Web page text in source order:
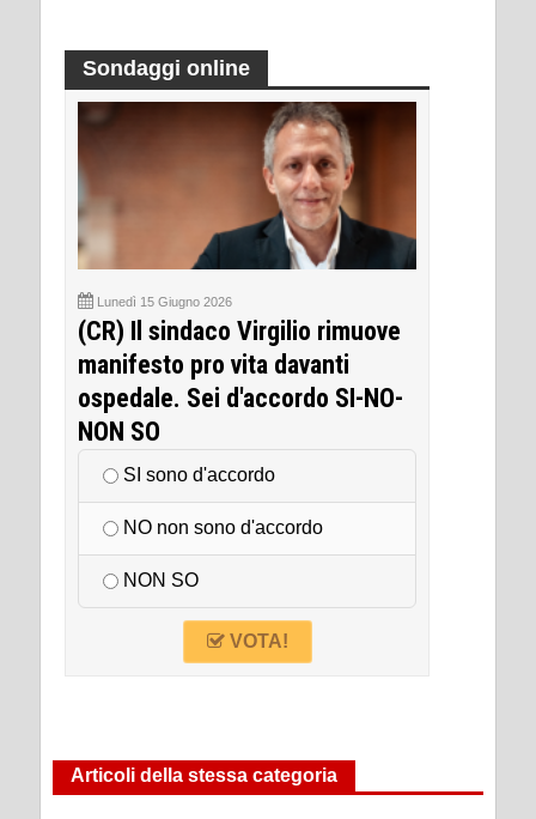
Sondaggi online
Lunedì 15 Giugno 2026
(CR) Il sindaco Virgilio rimuove
manifesto pro vita davanti
ospedale. Sei d'accordo SI-NO-
NON SO
SI sono d'accordo
NO non sono d'accordo
NON SO
VOTA!
Articoli della stessa categoria